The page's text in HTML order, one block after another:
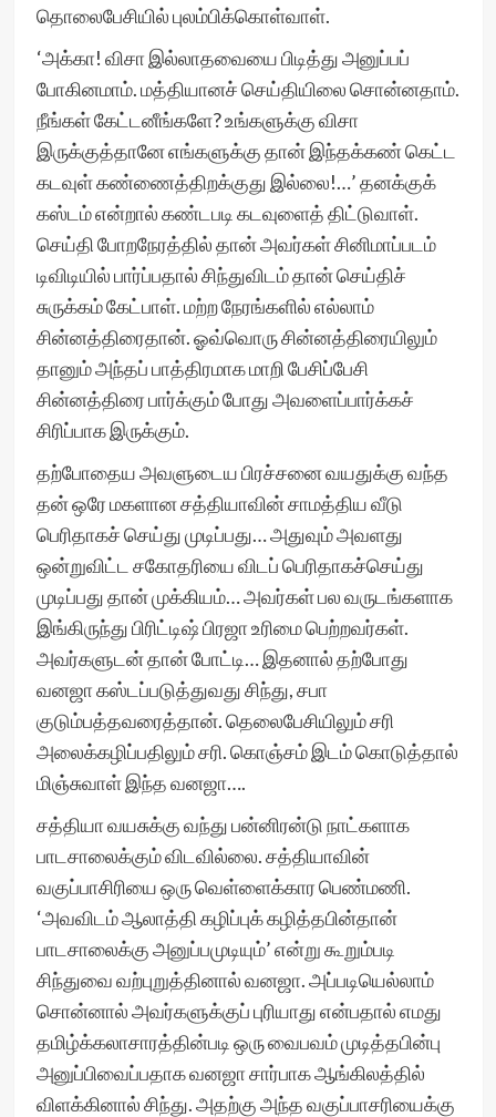
தொலைபேசியில் புலம்பிக்கொள்வாள்.
‘அக்கா! விசா இல்லாதவையை பிடித்து அனுப்பப்
போகினமாம். மத்தியானச் செய்தியிலை சொன்னதாம்.
நீங்கள் கேட்டனீங்களே? உங்களுக்கு விசா
இருக்குத்தானே எங்களுக்கு தான் இந்தக்கண் கெட்ட
கடவுள் கண்ணைத்திறக்குது இல்லை!…’ தனக்குக்
கஸ்டம் என்றால் கண்டபடி கடவுளைத் திட்டுவாள்.
செய்தி போறநேரத்தில் தான் அவர்கள் சினிமாப்படம்
டிவிடியில் பார்ப்பதால் சிந்துவிடம் தான் செய்திச்
சுருக்கம் கேட்பாள். மற்ற நேரங்களில் எல்லாம்
சின்னத்திரைதான். ஓவ்வொரு சின்னத்திரையிலும்
தானும் அந்தப் பாத்திரமாக மாறி பேசிப்பேசி
சின்னத்திரை பார்க்கும் போது அவளைப்பார்க்கச்
சிரிப்பாக இருக்கும்.
தற்போதைய அவளுடைய பிரச்சனை வயதுக்கு வந்த
தன் ஒரே மகளான சத்தியாவின் சாமத்திய வீடு
பெரிதாகச் செய்து முடிப்பது… அதுவும் அவளது
ஒன்றுவிட்ட சகோதரியை விடப் பெரிதாகச்செய்து
முடிப்பது தான் முக்கியம்… அவர்கள் பல வருடங்களாக
இங்கிருந்து பிரிட்டிஷ் பிரஜா உரிமை பெற்றவர்கள்.
அவர்களுடன் தான் போட்டி… இதனால் தற்போது
வனஜா கஸ்டப்படுத்துவது சிந்து, சபா
குடும்பத்தவரைத்தான். தெலைபேசியிலும் சரி
அலைக்கழிப்பதிலும் சரி. கொஞ்சம் இடம் கொடுத்தால்
மிஞ்சுவாள் இந்த வனஜா….
சத்தியா வயசுக்கு வந்து பன்னிரன்டு நாட்களாக
பாடசாலைக்கும் விடவில்லை. சத்தியாவின்
வகுப்பாசிரியை ஒரு வெள்ளைக்கார பெண்மணி.
‘அவவிடம் ஆலாத்தி கழிப்புக் கழித்தபின்தான்
பாடசாலைக்கு அனுப்பமுடியும்’ என்று கூறும்படி
சிந்துவை வற்புறுத்தினால் வனஜா. அப்படியெல்லாம்
சொன்னால் அவர்களுக்குப் புரியாது என்பதால் எமது
தமிழ்க்கலாசாரத்தின்படி ஒரு வைபவம் முடித்தபின்பு
அனுப்பிவைப்பதாக வனஜா சார்பாக ஆங்கிலத்தில்
விளக்கினால் சிந்து. அதற்கு அந்த வகுப்பாசரியைக்கு